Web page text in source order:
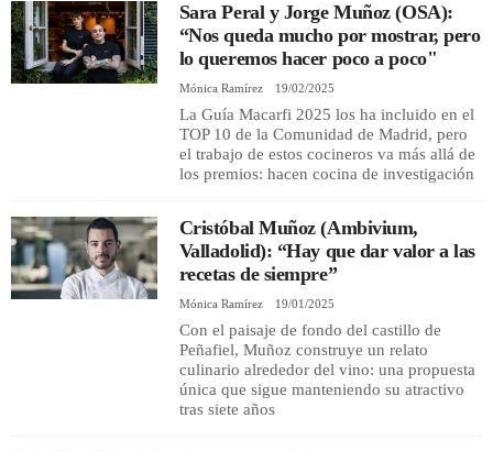
Sara Peral y Jorge Muñoz (OSA):
“Nos queda mucho por mostrar, pero
lo queremos hacer poco a poco"
Mónica Ramírez 19/02/2025
La Guía Macarfi 2025 los ha incluido en el
TOP 10 de la Comunidad de Madrid, pero
el trabajo de estos cocineros va más allá de
los premios: hacen cocina de investigación
Cristóbal Muñoz (Ambivium,
Valladolid): “Hay que dar valor a las
recetas de siempre”
Mónica Ramírez 19/01/2025
Con el paisaje de fondo del castillo de
Peñafiel, Muñoz construye un relato
culinario alrededor del vino: una propuesta
única que sigue manteniendo su atractivo
tras siete años